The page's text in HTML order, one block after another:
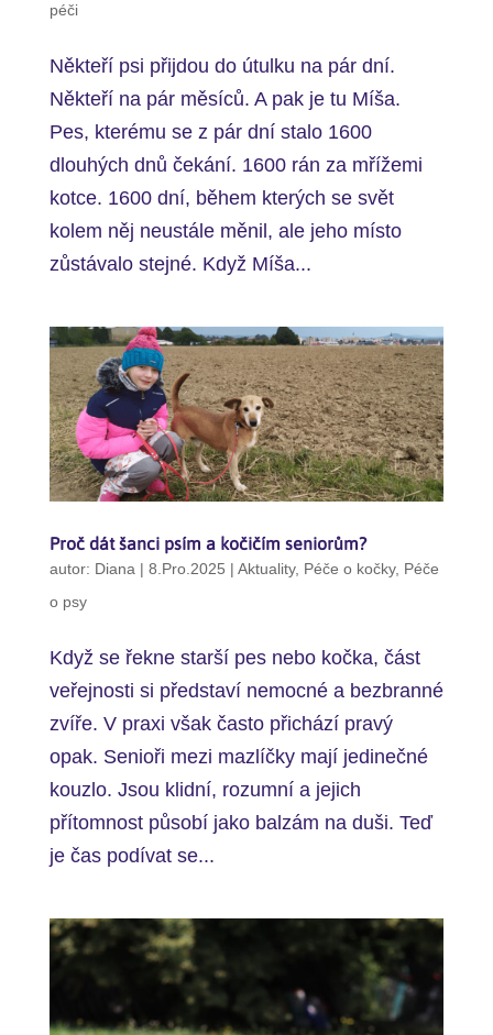
péči
Někteří psi přijdou do útulku na pár dní.
Někteří na pár měsíců. A pak je tu Míša.
Pes, kterému se z pár dní stalo 1600
dlouhých dnů čekání. 1600 rán za mřížemi
kotce. 1600 dní, během kterých se svět
kolem něj neustále měnil, ale jeho místo
zůstávalo stejné. Když Míša...
Proč dát šanci psím a kočičím seniorům?
autor: Diana| 8.Pro.2025 | Aktuality, Péče o kočky, Péče
o psy
Když se řekne starší pes nebo kočka, část
veřejnosti si představí nemocné a bezbranné
zvíře. V praxi však často přichází pravý
opak. Senioři mezi mazlíčky mají jedinečné
kouzlo. Jsou klidní, rozumní a jejich
přítomnost působí jako balzám na duši. Teď
je čas podívat se...